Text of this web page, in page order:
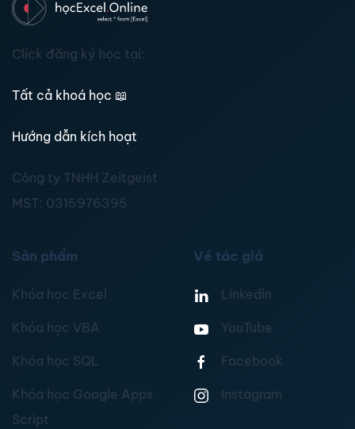
Click đăng ký học tại:
Tất cả khoá học 📖
Hướng dẫn kích hoạt
Công ty TNHH Zeitgeist
MST: 0315976395
Sản phẩm
Khóa học Excel
Khóa học VBA
Khóa học SQL
Khóa học Google Apps
Script
Về tác giả
Linkedin
YouTube
Facebook
Instagram